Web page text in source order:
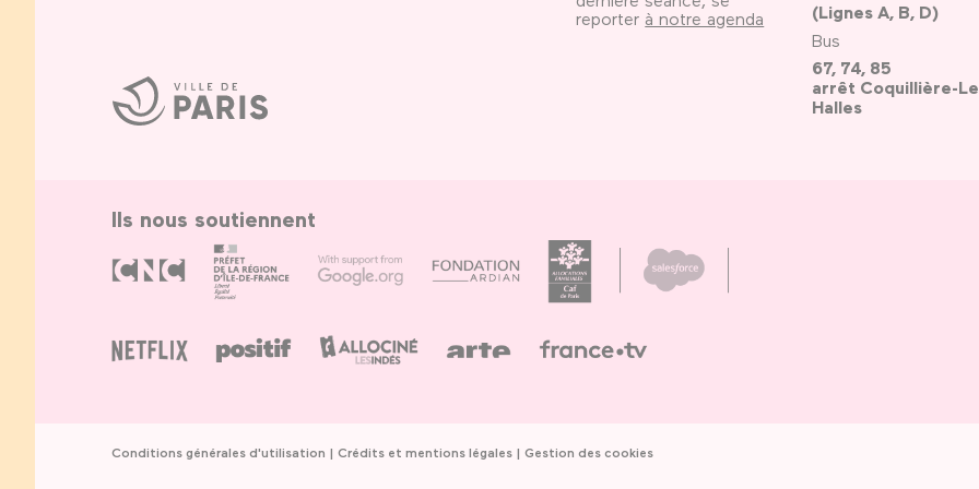
Ville
de
Paris
reporter à notre agenda
(Lignes A, B, D)
Bus
67, 74, 85
arrêt Coquillière-
Halles
Ils nous soutiennent
Conditions générales d'utilisation Crédits et mentions légales Gestion des cookies